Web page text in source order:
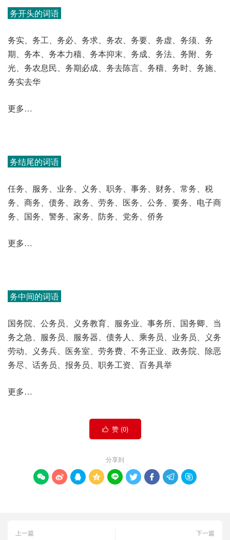
务开头的词语
务实、务工、务必、务求、务农、务要、务虚、务须、务
期、务本、务本力穑、务本抑末、务成、务法、务附、务
光、务农息民、务期必成、务去陈言、务穑、务时、务施、
务实去华
更多…
务结尾的词语
任务、服务、业务、义务、职务、事务、财务、常务、税
务、商务、债务、政务、劳务、医务、公务、要务、电子商
务、国务、警务、家务、防务、党务、侨务
更多…
务中间的词语
国务院、公务员、义务教育、服务业、事务所、国务卿、当
务之急、服务员、服务器、债务人、乘务员、业务员、义务
劳动、义务兵、医务室、劳务费、不务正业、政务院、除恶
务尽、话务员、报务员、职务工资、百务具举
更多…
 赞 (0)
分享到
        
上一篇
下一篇